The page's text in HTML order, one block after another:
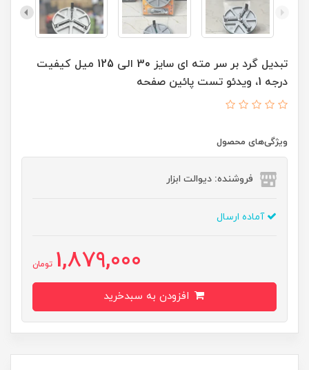
تبدیل گرد بر سر مته ای سایز 30 الی 125 میل کیفیت
درجه 1، ویدئو تست پائین صفحه
ویژگی‌های محصول
فروشنده: دیوالت ابزار
آماده ارسال
1,879,000 تومان